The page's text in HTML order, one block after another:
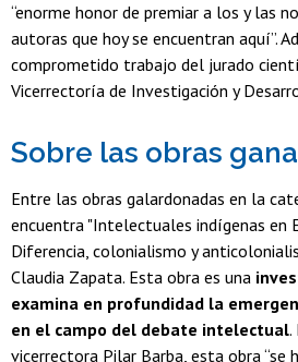
“enorme honor de premiar a los y las
autoras que hoy se encuentran aquí”.
comprometido trabajo del jurado
Vicerrectoría de Investigación y
Sobre las obras
Entre las obras galardonadas en la
encuentra "Intelectuales indígenas en
Diferencia, colonialismo y
Claudia Zapata. Esta obra es una
examina en profundidad la
en el campo del debate intelectual.
vicerrectora Pilar Barba, esta obra “se